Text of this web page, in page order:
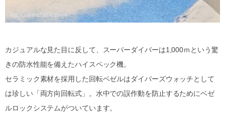
カジュアルな見た目に反して、スーパーダイバーは1,000ｍという驚
きの防水性能を備えたハイスペック機。
セラミック素材を採用した回転ベゼルはダイバーズウォッチとして
は珍しい「両方向回転式」。水中での誤作動を防止するためにベゼ
ルロックシステムがついています。